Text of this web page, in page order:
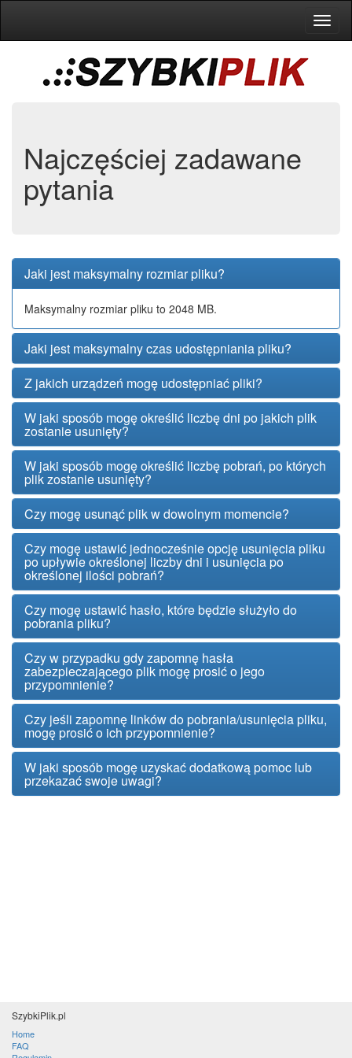
Najczęściej zadawane
pytania
Jaki jest maksymalny rozmiar pliku?
Maksymalny rozmiar pliku to 2048 MB.
Jaki jest maksymalny czas udostępniania pliku?
Z jakich urządzeń mogę udostępniać pliki?
W jaki sposób mogę określić liczbę dni po jakich plik
zostanie usunięty?
W jaki sposób mogę określić liczbę pobrań, po których
plik zostanie usunięty?
Czy mogę usunąć plik w dowolnym momencie?
Czy mogę ustawić jednocześnie opcję usunięcia pliku
po upływie określonej liczby dni i usunięcia po
określonej ilości pobrań?
Czy mogę ustawić hasło, które będzie służyło do
pobrania pliku?
Czy w przypadku gdy zapomnę hasła
zabezpieczającego plik mogę prosić o jego
przypomnienie?
Czy jeśli zapomnę linków do pobrania/usunięcia pliku,
mogę prosić o ich przypomnienie?
W jaki sposób mogę uzyskać dodatkową pomoc lub
przekazać swoje uwagi?
SzybkiPlik.pl
Home
FAQ